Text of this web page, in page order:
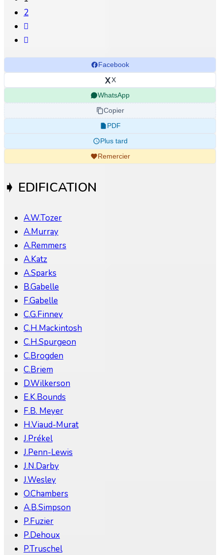
2
Facebook
X
WhatsApp
Copier
PDF
Plus tard
Remercier
➧ EDIFICATION
A.W.Tozer
A.Murray
A.Remmers
A.Katz
A.Sparks
B.Gabelle
F.Gabelle
C.G.Finney
C.H.Mackintosh
C.H.Spurgeon
C.Brogden
C.Briem
D.Wilkerson
E.K.Bounds
F.B. Meyer
H.Viaud-Murat
J.Prékel
J.Penn-Lewis
J.N.Darby
J.Wesley
O.Chambers
A.B.Simpson
P.Fuzier
P.Dehoux
P.Truschel